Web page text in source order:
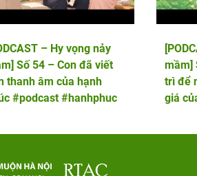
– Hy vọng nảy
Số 54 – Con đã viết
thanh âm của hạnh
#podcast #hanhphuc
mầm]
trì để
giá